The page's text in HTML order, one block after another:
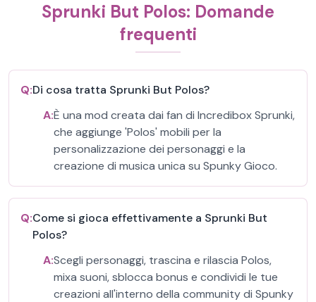
Sprunki But Polos: Domande
frequenti
Q:Di cosa tratta Sprunki But Polos?
A:È una mod creata dai fan di Incredibox Sprunki,
che aggiunge 'Polos' mobili per la
personalizzazione dei personaggi e la
creazione di musica unica su Spunky Gioco.
Q:Come si gioca effettivamente a Sprunki But
Polos?
A:Scegli personaggi, trascina e rilascia Polos,
mixa suoni, sblocca bonus e condividi le tue
creazioni all'interno della community di Spunky